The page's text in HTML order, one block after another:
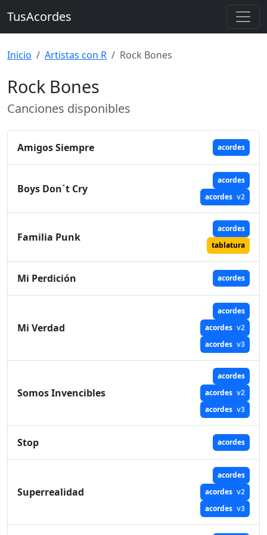
TusAcordes
Inicio Artistas con R Rock Bones
Rock Bones
Canciones disponibles
Amigos Siempre acordes
Boys Don´t Cry
acordes
acordes v2
Familia Punk
acordes
tablatura
Mi Perdición acordes
Mi Verdad
acordes
acordes v2
acordes v3
Somos Invencibles
acordes
acordes v2
acordes v3
Stop acordes
Superrealidad
acordes
acordes v2
acordes v3